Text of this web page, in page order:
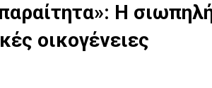
Η
οικογένειες